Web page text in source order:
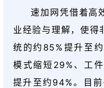
速加网凭借着高
业经验与理解，使得
统的约85%提升至
模式缩短29%、工
提升至约94%。目